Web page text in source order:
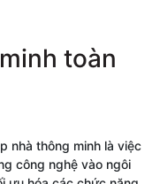
toàn
nhà thông minh là việc
công nghệ vào ngôi